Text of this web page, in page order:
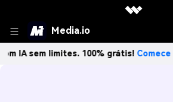
Media.io
limites. 100% grátis!Comece grátis→